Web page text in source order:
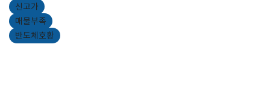
신고가
매물부족
반도체호황